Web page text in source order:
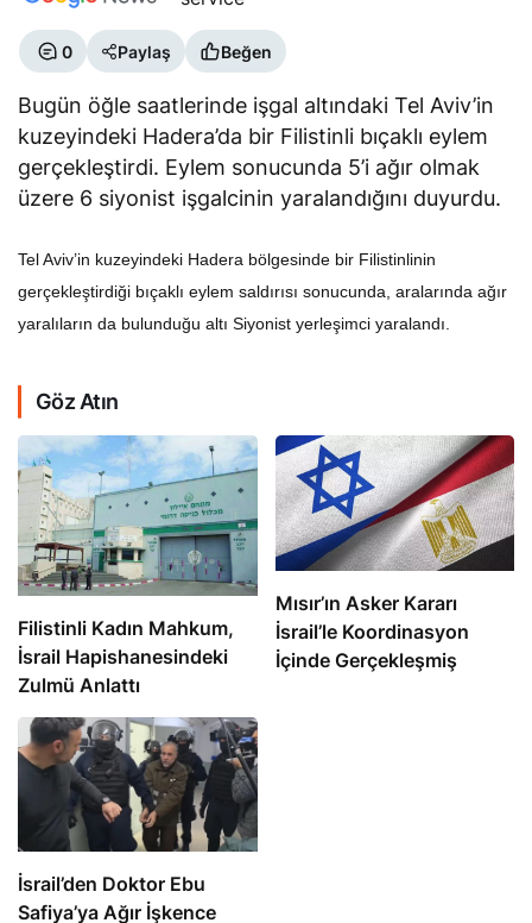
0 Paylaş Beğen
Bugün öğle saatlerinde işgal altındaki Tel Aviv’in
kuzeyindeki Hadera’da bir Filistinli bıçaklı eylem
gerçekleştirdi. Eylem sonucunda 5’i ağır olmak
üzere 6 siyonist işgalcinin yaralandığını duyurdu.
Tel Aviv’in kuzeyindeki Hadera bölgesinde bir Filistinlinin
gerçekleştirdiği bıçaklı eylem saldırısı sonucunda, aralarında ağır
yaralıların da bulunduğu altı Siyonist yerleşimci yaralandı.
Göz Atın
Filistinli Kadın Mahkum,
İsrail Hapishanesindeki
Zulmü Anlattı
Mısır’ın Asker Kararı
İsrail’le Koordinasyon
İçinde Gerçekleşmiş
İsrail’den Doktor Ebu
Safiya’ya Ağır İşkence